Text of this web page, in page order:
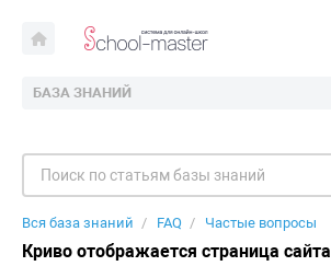
БАЗА ЗНАНИЙ
Вся база знаний FAQ Частые вопросы
Криво отображается страница сайта